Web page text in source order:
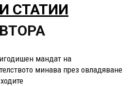
СТАТИИ
мандат на
минава през овладяване